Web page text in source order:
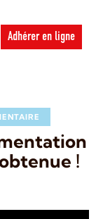
Adhérer en ligne
!